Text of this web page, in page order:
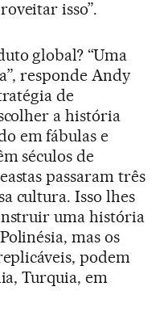
isso”.
global? “Uma
responde Andy
de
a história
em fábulas e
séculos de
passaram três
cultura. Isso lhes
uma história
mas os
podem
Turquia, em